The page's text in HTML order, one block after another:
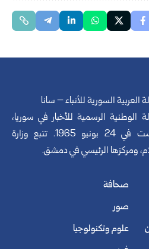
العربية السورية للأنباء – سانا
الوطنية الرسمية للأخبار في سوريا،
تأسست في 24 يونيو 1965. تتبع وزارة
ومركزها الرئيسي في دمشق.
صحافة
صور
علوم وتكنولوجيا